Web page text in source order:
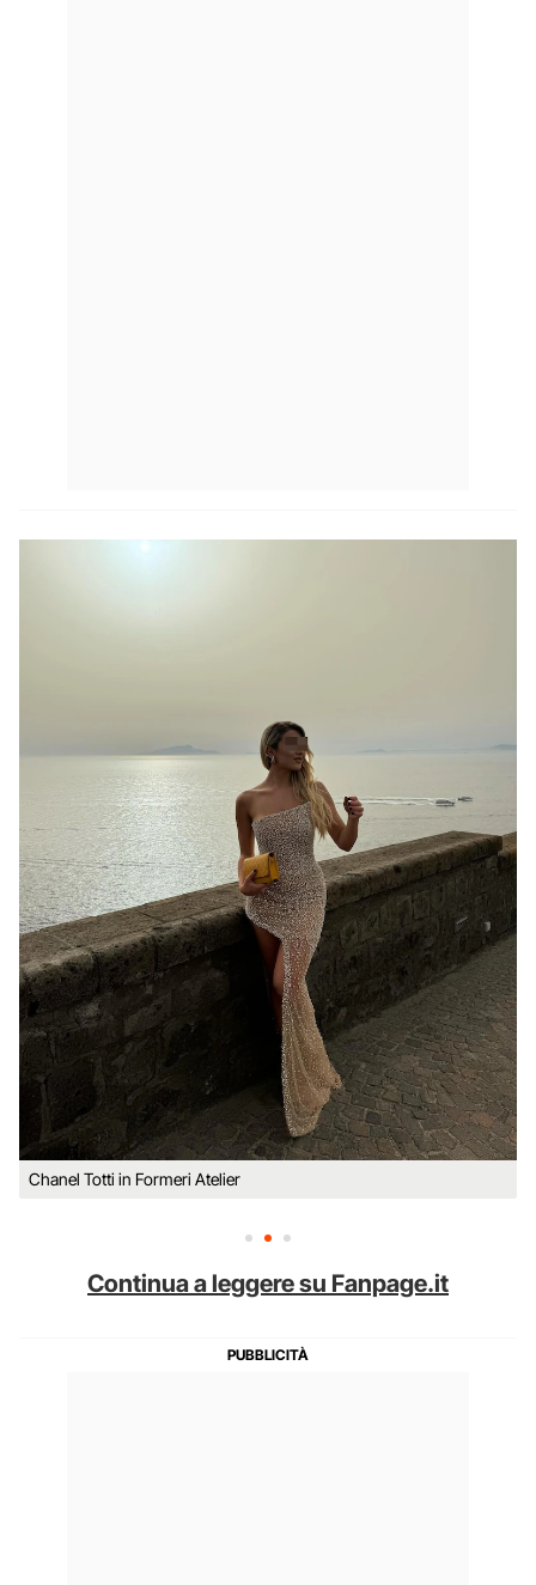
Chanel Totti in Formeri Atelier
Continua a leggere su Fanpage.it